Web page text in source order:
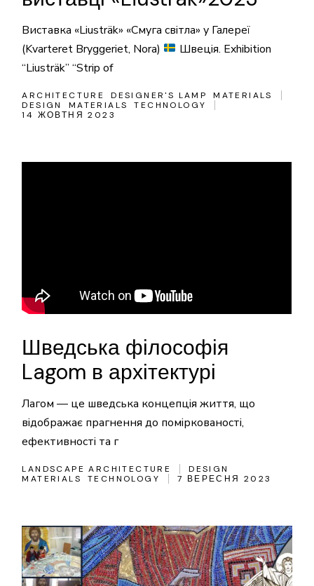
Виставка «Liusträk» «Смуга світла» у Галереї
(Kvarteret Bryggeriet, Nora)
Швеція. Exhibition
“Liusträk” “Strip of
ARCHITECTURE DESIGNER'S LAMP
MATERIALS
DESIGN
MATERIALS
TECHNOLOGY
14 ЖОВТНЯ 2023
Шведська філософія
Lagom в архітектурі
Лагом — це шведська концепція життя, що
відображає прагнення до поміркованості,
ефективності та г
LANDSCAPE ARCHITECTURE
DESIGN
MATERIALS
TECHNOLOGY 7 ВЕРЕСНЯ 2023